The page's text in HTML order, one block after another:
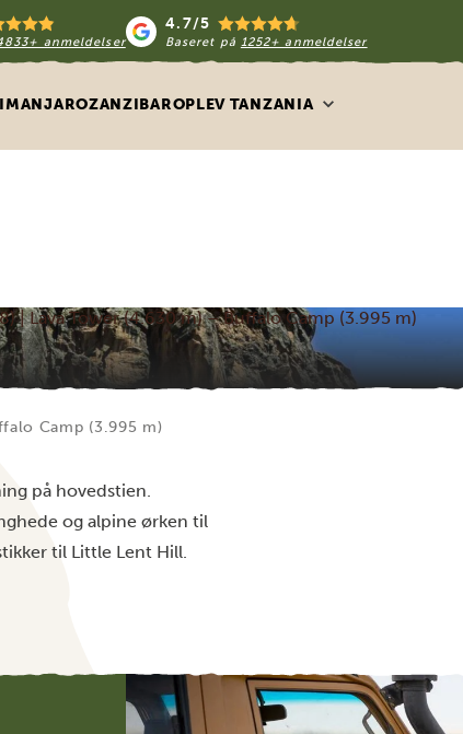
anmeldelser
4.7/5
Baseret på 1252+ anmeldelser
ZANZIBAROPLEV TANZANIA
| Lava Tower (4.630 m) – Buffalo Camp (3.995 m)
Camp (3.995 m)
på hovedstien.
og alpine ørken til
til Little Lent Hill.